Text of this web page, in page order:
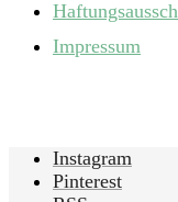
Impressum
Instagram
Pinterest